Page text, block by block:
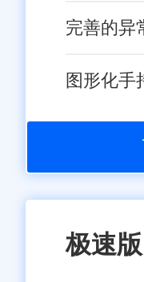
完善的异
图形化手
极速版